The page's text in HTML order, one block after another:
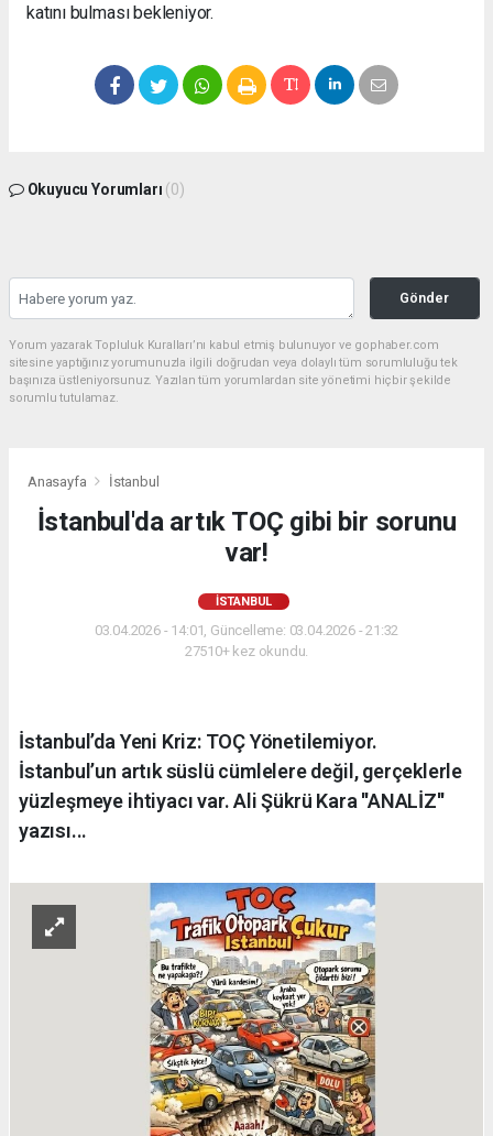
katını bulması bekleniyor.
Okuyucu Yorumları (0)
Gönder
Yorum yazarak Topluluk Kuralları’nı kabul etmiş bulunuyor ve gophaber.com
sitesine yaptığınız yorumunuzla ilgili doğrudan veya dolaylı tüm sorumluluğu tek
başınıza üstleniyorsunuz. Yazılan tüm yorumlardan site yönetimi hiçbir şekilde
sorumlu tutulamaz.
Anasayfa İstanbul
İstanbul'da artık TOÇ gibi bir sorunu
var!
İSTANBUL
03.04.2026 - 14:01, Güncelleme: 03.04.2026 - 21:32
27510+ kez okundu.
İstanbul’da Yeni Kriz: TOÇ Yönetilemiyor.
İstanbul’un artık süslü cümlelere değil, gerçeklerle
yüzleşmeye ihtiyacı var. Ali Şükrü Kara ''ANALİZ''
yazısı...